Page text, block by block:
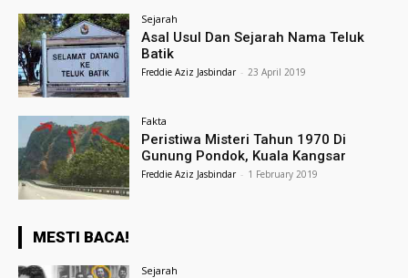
Sejarah
Asal Usul Dan Sejarah Nama Teluk
Batik
Freddie Aziz Jasbindar - 23 April 2019
Fakta
Peristiwa Misteri Tahun 1970 Di
Gunung Pondok, Kuala Kangsar
Freddie Aziz Jasbindar - 1 February 2019
MESTI BACA!
Sejarah